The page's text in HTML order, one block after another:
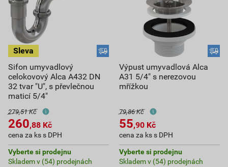
Sifon umyvadlový
celokovový Alca A432 DN
32 tvar "U", s převlečnou
maticí 5/4"
279,51 Kč
260,88 Kč
cena za ks s DPH
Vyberte si prodejnu
Skladem v (54) prodejnách
Výpust umyvadlová Alca
A31 5/4" s nerezovou
mřížkou
79,86 Kč
55,90 Kč
cena za ks s DPH
Vyberte si prodejnu
Skladem v (54) prodejnách